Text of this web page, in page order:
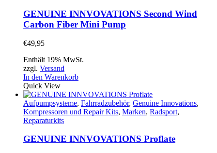
Optionen
können
auf
GENUINE INNVOVATIONS Second Wind
Carbon Fiber Mini Pump
€49,95
Enthält 19% MwSt.
zzgl. Versand
In den Warenkorb
Quick View
Aufpumpsysteme, Fahrradzubehör, Genuine Innovations,
Kompressoren und Repair Kits, Marken, Radsport,
Reparaturkits
GENUINE INNVOVATIONS Proflate